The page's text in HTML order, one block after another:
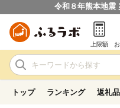
令和８年熊本地震
上限額
トップ ランキング 返礼